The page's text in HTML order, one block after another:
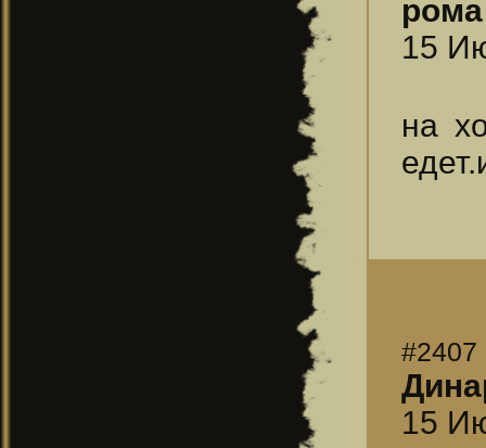
рома
15
на
#2407
15